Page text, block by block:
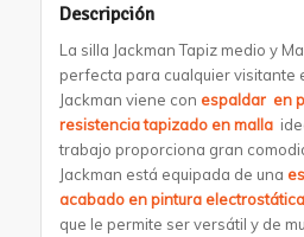
Descripción
La silla Jackman Tapiz medio y
perfecta para cualquier visitante
Jackman viene con espaldar en
resistencia tapizado en malla
trabajo proporciona gran
Jackman está equipada de una
acabado en pintura
que le permite ser versátil y de